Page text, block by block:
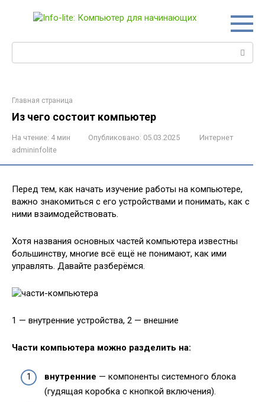
Главная страница
Из чего состоит компьютер
На чтение: 4 мин Опубликовано: 05.03.2025
Интернет
admininfolite
Перед тем, как начать изучение работы на компьютере,
важно знакомиться с его устройствами и понимать, как с
ними взаимодействовать.
Хотя названия основных частей компьютера известны
большинству, многие всё ещё не понимают, как ими
управлять. Давайте разберёмся.
1 — внутренние устройства, 2 — внешние
Части компьютера можно разделить на:
внутренние — компоненты системного блока
(гудящая коробка с кнопкой включения).